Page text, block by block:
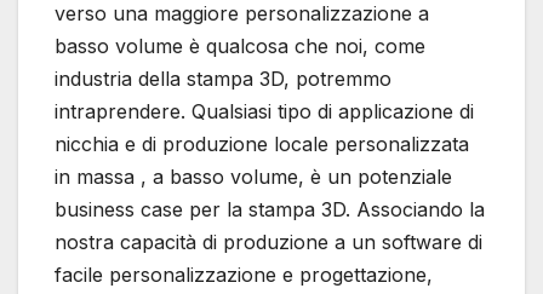
verso una maggiore personalizzazione a
basso volume è qualcosa che noi, come
industria della stampa 3D, potremmo
intraprendere. Qualsiasi tipo di applicazione di
nicchia e di produzione locale personalizzata
in massa , a basso volume, è un potenziale
business case per la stampa 3D. Associando la
nostra capacità di produzione a un software di
facile personalizzazione e progettazione,